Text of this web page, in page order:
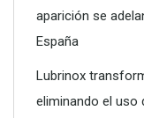
Poliéster
hidráulicas con sus
aparición se
España
Lubrinox
eliminando el uso